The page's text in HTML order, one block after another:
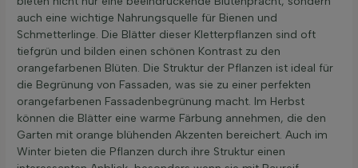
auch eine wichtige Nahrungsquelle für Bienen und
Schmetterlinge. Die Blätter dieser Kletterpflanzen sind oft
tiefgrün und bilden einen schönen Kontrast zu den
orangefarbenen Blüten. Die Struktur der Pflanzen ist ideal für
die Begrünung von Fassaden, was sie zu einer perfekten
orangefarbenen Fassadenbegrünung macht. Im Herbst
können die Blätter eine warme Färbung annehmen, die den
Garten mit orange blühenden Akzenten bereichert. Auch im
Winter bieten die Pflanzen durch ihre Struktur einen